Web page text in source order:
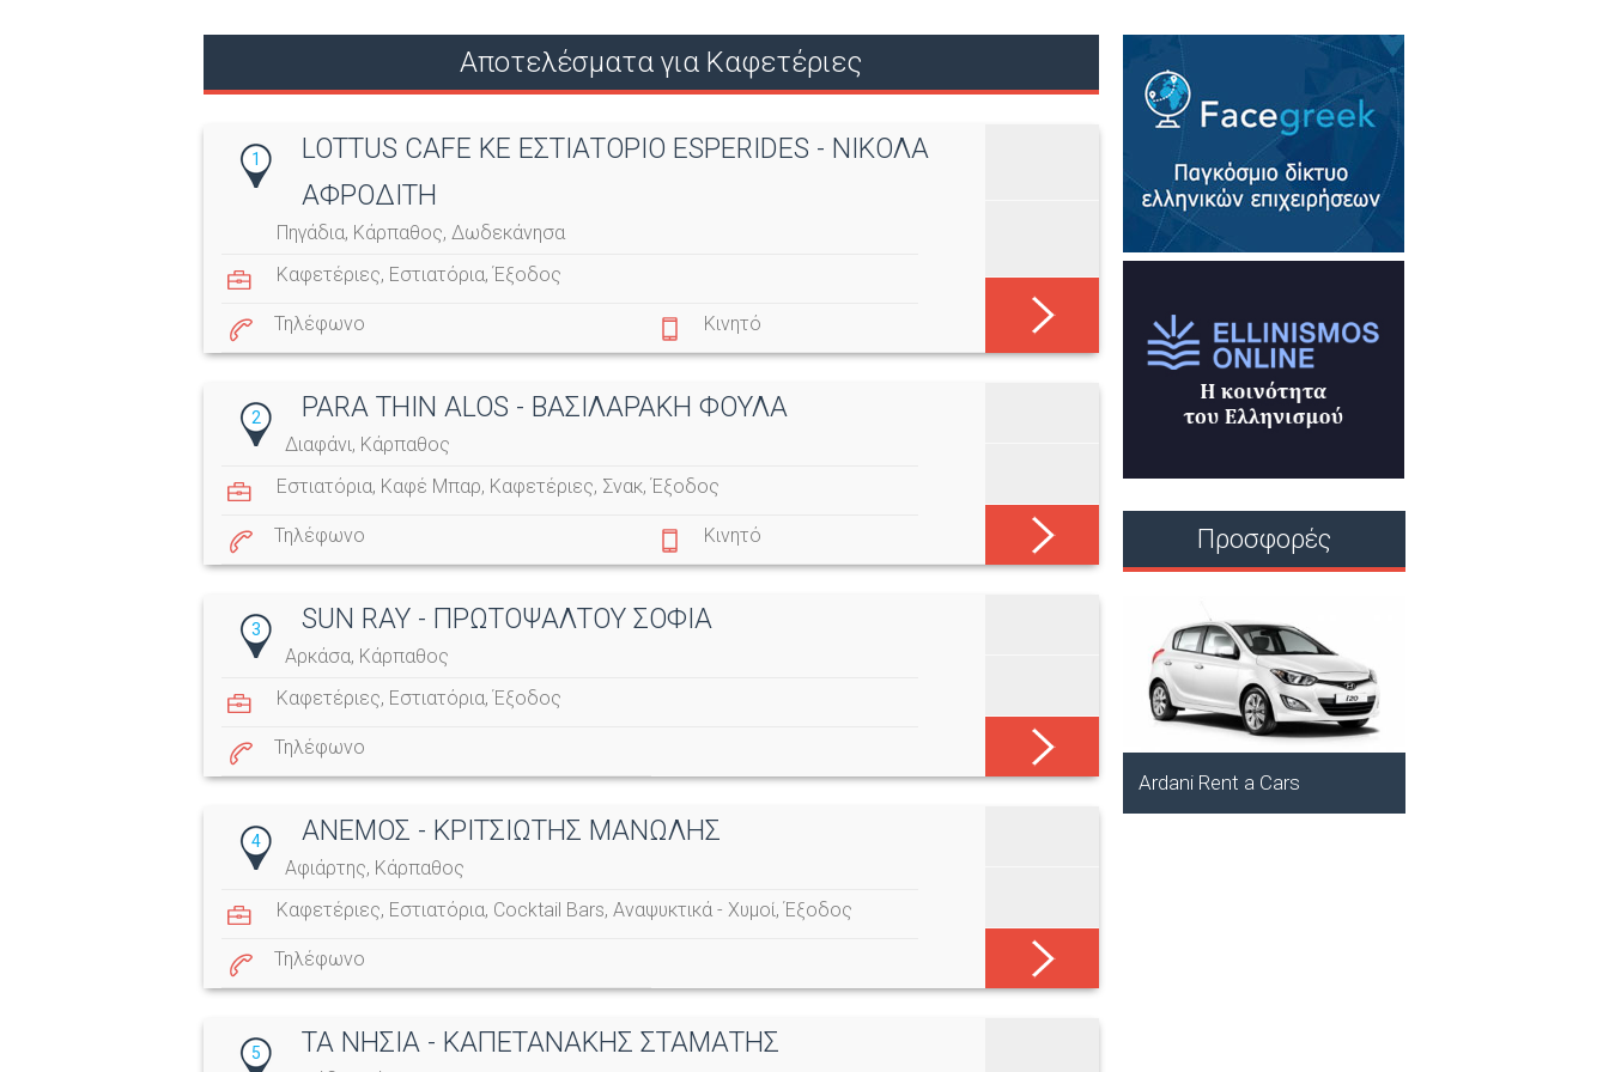
Ο
Ύ
Αποτελέσματα για Καφετέριες
1
LOTTUS CAFE KE ΕΣΤΙΑΤΟΡΙΟ ESPERIDES - ΝΙΚΟΛΑ
ΑΦΡΟΔΙΤΗ
Πηγάδια, Κάρπαθος, Δωδεκάνησα
Καφετέριες, Εστιατόρια,Έξοδος
Τηλέφωνο Κινητό
2 PARA THIN ALOS - ΒΑΣΙΛΑΡΑΚΗ ΦΟΥΛΑ
Διαφάνι, Κάρπαθος
Εστιατόρια, Καφέ Μπαρ, Καφετέριες, Σνακ,Έξοδος
Τηλέφωνο Κινητό
3 SUN RAY - ΠΡΩΤΟΨΑΛΤΟΥ ΣΟΦΙΑ
Αρκάσα, Κάρπαθος
Καφετέριες, Εστιατόρια,Έξοδος
Τηλέφωνο
4 ΑΝΕΜΟΣ - ΚΡΙΤΣΙΩΤΗΣ ΜΑΝΩΛΗΣ
Αφιάρτης, Κάρπαθος
Καφετέριες, Εστιατόρια, Cocktail Bars, Αναψυκτικά - Χυμοί,Έξοδος
Τηλέφωνο
5 ΤΑ ΝΗΣΙΑ - ΚΑΠΕΤΑΝΑΚΗΣ ΣΤΑΜΑΤΗΣ
Προσφορές
Ardani Rent a Cars